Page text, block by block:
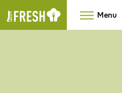
Menu